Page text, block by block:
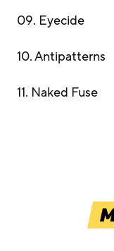
09. Eyecide
10. Antipatterns
11. Naked Fuse